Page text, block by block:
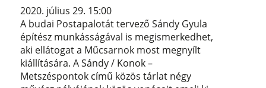
2020. július 29. 15:00
A budai Postapalotát tervező Sándy Gyula
építész munkásságával is megismerkedhet,
aki ellátogat a Műcsarnok most megnyílt
kiállítására. A Sándy / Konok –
Metszéspontok című közös tárlat négy